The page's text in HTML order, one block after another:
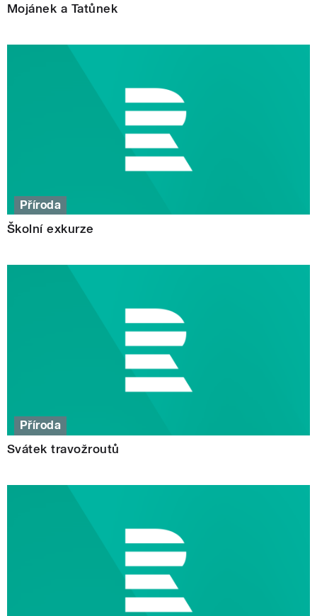
Mojánek a Tatůnek
Příroda
Školní exkurze
Příroda
Svátek travožroutů